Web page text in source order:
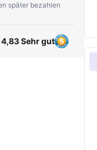
später bezahlen
von 5 Sternen
4,83 Sehr gut